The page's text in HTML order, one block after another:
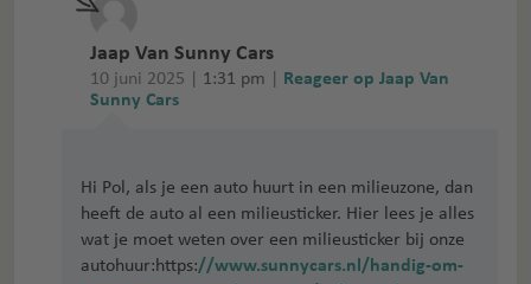
Jaap Van Sunny Cars
10 juni 2025 | 1:31 pm
Reageer op Jaap Van
Sunny Cars
Hi Pol, als je een auto huurt in een milieuzone, dan
heeft de auto al een milieusticker. Hier lees je alles
wat je moet weten over een milieusticker bij onze
autohuur:https://www.sunnycars.nl/handig-om-